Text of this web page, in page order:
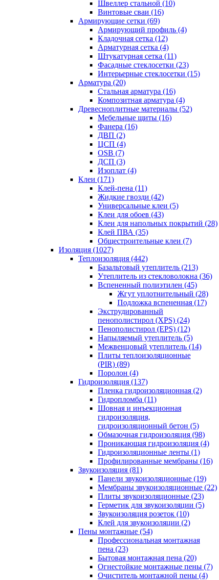
Швеллер стальной (10)
Винтовые сваи (16)
Армирующие сетки (69)
Армирующий профиль (4)
Кладочная сетка (12)
Арматурная сетка (4)
Штукатурная сетка (11)
Фасадные стеклосетки (23)
Интерьерные стеклосетки (15)
Арматура (20)
Стальная арматура (16)
Композитная арматура (4)
Древесноплитные материалы (52)
Мебельные щиты (16)
Фанера (16)
ДВП (2)
ЦСП (4)
OSB (7)
ДСП (3)
Изоплат (4)
Клеи (171)
Клей-пена (11)
Жидкие гвозди (42)
Универсальные клеи (5)
Клеи для обоев (43)
Клеи для напольных покрытий (28)
Клей ПВА (35)
Общестроительные клеи (7)
Изоляция (1027)
Теплоизоляция (442)
Базальтовый утеплитель (213)
Утеплитель из стекловолокна (36)
Вспененный полиэтилен (45)
Жгут уплотнительный (28)
Подложка вспененная (17)
Экструдированный
пенополистирол (XPS) (24)
Пенополистирол (EPS) (12)
Напыляемый утеплитель (5)
Межвенцовый утеплитель (14)
Плиты теплоизоляционные
(PIR) (89)
Поролон (4)
Гидроизоляция (137)
Пленка гидроизоляционная (2)
Гидропломба (11)
Шовная и инъекционная
гидроизоляция,
гидроизоляционный бетон (5)
Обмазочная гидроизоляция (98)
Проникающая гидроизоляция (4)
Гидроизоляционные ленты (1)
Профилированные мембраны (16)
Звукоизоляция (81)
Панели звукоизоляционные (19)
Мембраны звукоизоляционные (22)
Плиты звукоизоляционные (23)
Герметик для звукоизоляции (5)
Звукоизоляция розеток (10)
Клей для звукоизоляции (2)
Пены монтажные (54)
Профессиональная монтажная
пена (23)
Бытовая монтажная пена (20)
Огнестойкие монтажные пены (7)
Очиститель монтажной пены (4)